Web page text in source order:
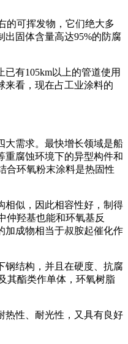
的可挥发物，它们绝大多
固体含量高达95%的防腐
有105km以上的管道使用
来看，现在占工业涂料的
大需求。最快增长领域是船
重腐蚀环境下的异型构件和
合环氧粉末涂料是热固性
相似，因此相容性好，制得
仲羟基也能和环氧基反
加成物相当于叔胺起催化作
结构，并且在硬度、抗腐
其酯类作单体，环氧树脂
热性、耐光性，又具有良好